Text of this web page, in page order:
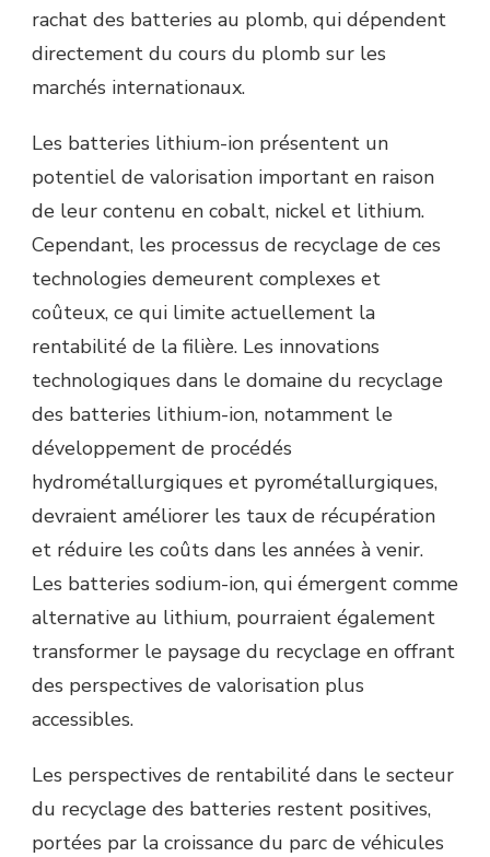
rachat des batteries au plomb, qui dépendent
directement du cours du plomb sur les
marchés internationaux.
Les batteries lithium-ion présentent un
potentiel de valorisation important en raison
de leur contenu en cobalt, nickel et lithium.
Cependant, les processus de recyclage de ces
technologies demeurent complexes et
coûteux, ce qui limite actuellement la
rentabilité de la filière. Les innovations
technologiques dans le domaine du recyclage
des batteries lithium-ion, notamment le
développement de procédés
hydrométallurgiques et pyrométallurgiques,
devraient améliorer les taux de récupération
et réduire les coûts dans les années à venir.
Les batteries sodium-ion, qui émergent comme
alternative au lithium, pourraient également
transformer le paysage du recyclage en offrant
des perspectives de valorisation plus
accessibles.
Les perspectives de rentabilité dans le secteur
du recyclage des batteries restent positives,
portées par la croissance du parc de véhicules